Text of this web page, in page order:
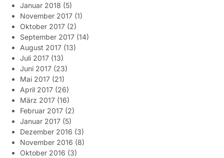
Januar 2018 (5)
November 2017 (1)
Oktober 2017 (2)
September 2017 (14)
August 2017 (13)
Juli 2017 (13)
Juni 2017 (23)
Mai 2017 (21)
April 2017 (26)
März 2017 (16)
Februar 2017 (2)
Januar 2017 (5)
Dezember 2016 (3)
November 2016 (8)
Oktober 2016 (3)